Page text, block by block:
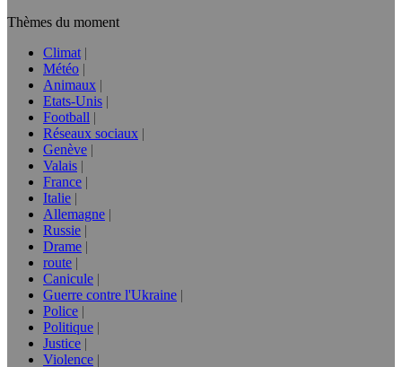
Thèmes du moment
Climat
Météo
Animaux
Etats-Unis
Football
Réseaux sociaux
Genève
Valais
France
Italie
Allemagne
Russie
Drame
route
Canicule
Guerre contre l'Ukraine
Police
Politique
Justice
Violence